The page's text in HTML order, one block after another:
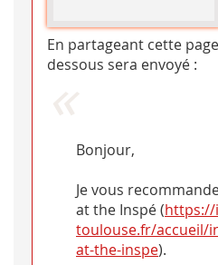
En partageant cette
dessous sera envoyé :
Bonjour,
Je vous
at the Inspé (https://
toulouse.fr/accueil/
at-the-inspe).